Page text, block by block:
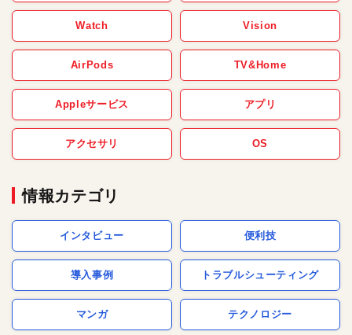
Watch Vision
AirPods TV&Home
Appleサービス アプリ
アクセサリ OS
情報カテゴリ
インタビュー 便利技
導入事例 トラブルシューティング
マンガ テクノロジー